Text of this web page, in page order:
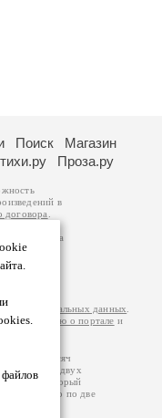
Поиск
Магазин
Проза.ру
в
договора
авторам
возможна
за
на
персональных данных
информацию о портале и
200 тысяч
более двух
который
указано по две